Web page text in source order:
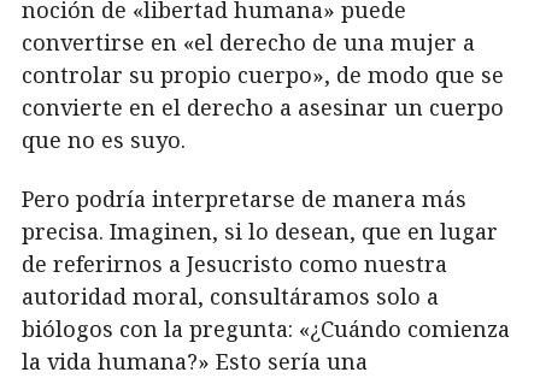
noción de «libertad humana» puede
convertirse en «el derecho de una mujer a
controlar su propio cuerpo», de modo que se
convierte en el derecho a asesinar un cuerpo
que no es suyo.
Pero podría interpretarse de manera más
precisa. Imaginen, si lo desean, que en lugar
de referirnos a Jesucristo como nuestra
autoridad moral, consultáramos solo a
biólogos con la pregunta: «¿Cuándo comienza
la vida humana?» Esto sería una